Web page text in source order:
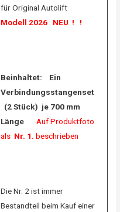
für Original Autolift
Modell 2026 NEU ! !
Beinhaltet: Ein
Verbindungsstangenset
(2 Stück) je 700 mm
Länge Auf Produktfoto
als Nr. 1. beschrieben
Die Nr. 2 ist immer
Bestandteil beim Kauf einer